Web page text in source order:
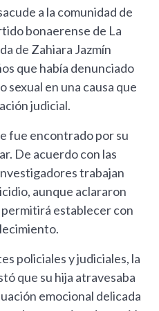
a la comunidad de
bonaerense de La
de Zahiara Jazmín
que había denunciado
sexual en una causa que
judicial.
fue encontrado por su
De acuerdo con las
trabajan
aunque aclararon
permitirá establecer con
policiales y judiciales, la
que su hija atravesaba
emocional delicada